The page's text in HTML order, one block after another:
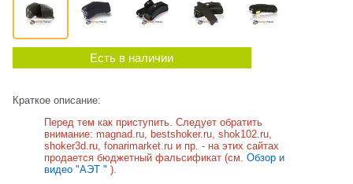
Есть в наличии
Краткое описание:
Перед тем как приступить. Следует обратить
внимание: magnad.ru, bestshoker.ru, shok102.ru,
shoker3d.ru, fonarimarket.ru и пр. - на этих сайтах
продается бюджетный фальсификат (см. Обзор и
видео "АЭТ " ).